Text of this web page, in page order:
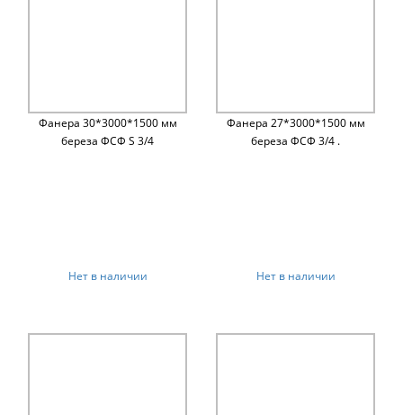
Фанера 30*3000*1500 мм
береза ФСФ S 3/4
Нет в наличии
Фанера 27*3000*1500 мм
береза ФСФ 3/4 .
Нет в наличии